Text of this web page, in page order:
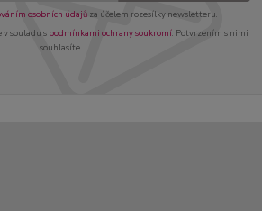
osobních údajůza účelem rozesílky newsletteru.
v souladu s podmínkami ochrany soukromí. Potvrzením s nimi
souhlasíte.